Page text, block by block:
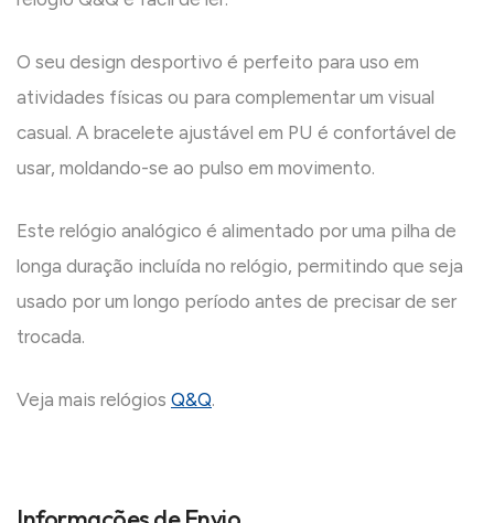
O seu design desportivo é perfeito para uso em
atividades físicas ou para complementar um visual
casual. A bracelete ajustável em PU é confortável de
usar, moldando-se ao pulso em movimento.
Este relógio analógico é alimentado por uma pilha de
longa duração incluída no relógio, permitindo que seja
usado por um longo período antes de precisar de ser
trocada.
Veja mais relógios Q&Q.